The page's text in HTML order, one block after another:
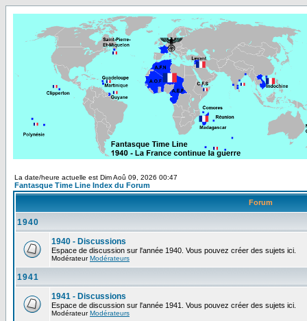
La date/heure actuelle est Dim Aoû 09, 2026 00:47
Fantasque Time Line Index du Forum
Forum
1940
1940 - Discussions
Espace de discussion sur l'année 1940. Vous pouvez créer des sujets ici.
ModérateurModérateurs
1941
1941 - Discussions
Espace de discussion sur l'année 1941. Vous pouvez créer des sujets ici.
ModérateurModérateurs